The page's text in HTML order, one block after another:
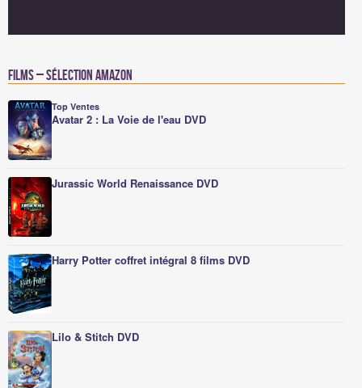
Films – Sélection Amazon
Top Ventes
Avatar 2 : La Voie de l'eau DVD
Jurassic World Renaissance DVD
Harry Potter coffret intégral 8 films DVD
Lilo & Stitch DVD